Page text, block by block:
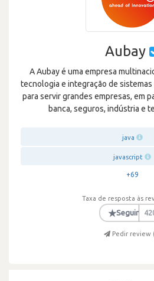
Aubay
A Aubay é uma empresa
tecnologia e integração de
para servir grandes empresas, em
banca, seguros, indústria e
java
javascript
+69
Taxa de resposta às
★Seguir
Pedir review